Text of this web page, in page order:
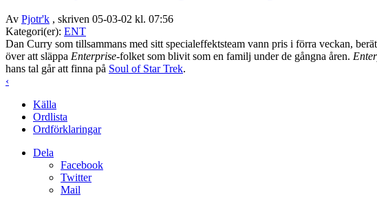
Av Pjotr'k , skriven 05-03-02 kl. 07:56
Kategori(er): ENT
Dan Curry som tillsammans med sitt specialeffektsteam vann pris i förra veckan,
över att släppa Enterprise-folket som blivit som en familj under de gångna åren.
hans tal går att finna på Soul of Star Trek.
‹
Källa
Ordlista
Ordförklaringar
Dela
Facebook
Twitter
Mail